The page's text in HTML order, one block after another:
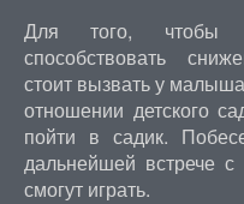
Для того, чтобы
способствовать
стоит вызвать у
отношении детского
пойти в садик.
дальнейшей встрече
смогут играть.